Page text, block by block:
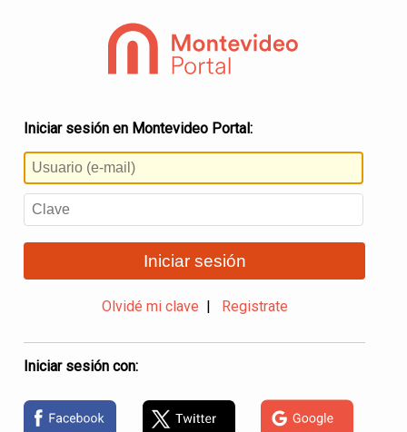
Iniciar sesión en Montevideo Portal:
Iniciar sesión
Olvidé mi clave Registrate
Iniciar sesión con: